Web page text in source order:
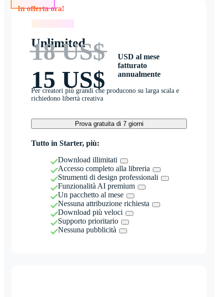
Unlimited
18 US$
15 US$
USD al mese
fatturato
annualmente
Per creatori più grandi che producono su larga scala e
richiedono libertà creativa
Prova gratuita di 7 giorni
Tutto in Starter, più:
Download illimitati
Accesso completo alla libreria
Strumenti di design professionali
Funzionalità AI premium
Un pacchetto al mese
Nessuna attribuzione richiesta
Download più veloci
Supporto prioritario
Nessuna pubblicità